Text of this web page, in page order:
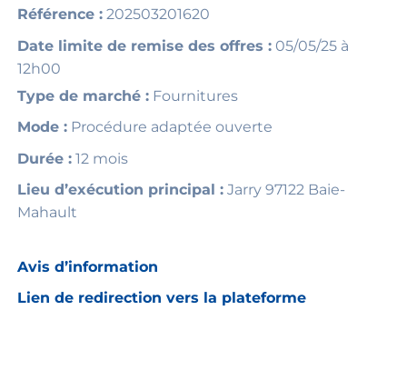
Référence :202503201620
Date limite de remise des offres :05/05/25 à
12h00
Type de marché :Fournitures
Mode :Procédure adaptée ouverte
Durée :12 mois
Lieu d’exécution principal :Jarry 97122 Baie-
Mahault
Avis d’information
Lien de redirection vers la plateforme